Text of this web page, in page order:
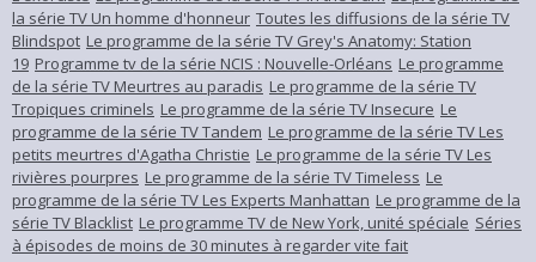
la série TV Un homme d'honneur Toutes les diffusions de la série TV
Blindspot Le programme de la série TV Grey's Anatomy: Station
19 Programme tv de la série NCIS : Nouvelle-Orléans Le programme
de la série TV Meurtres au paradis Le programme de la série TV
Tropiques criminels Le programme de la série TV Insecure Le
programme de la série TV Tandem Le programme de la série TV Les
petits meurtres d'Agatha Christie Le programme de la série TV Les
rivières pourpres Le programme de la série TV Timeless Le
programme de la série TV Les Experts Manhattan Le programme de la
série TV Blacklist Le programme TV de New York, unité spéciale Séries
à épisodes de moins de 30 minutes à regarder vite fait